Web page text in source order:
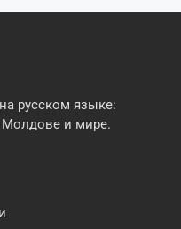
русском языке:
Молдове и мире.